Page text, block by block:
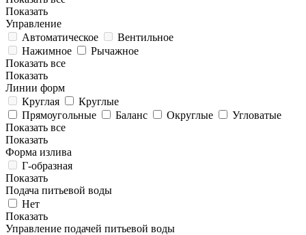
Показать
Управление
Автоматическое
Вентильное
Нажимное
Рычажное
Показать все
Показать
Линии форм
Круглая
Круглые
Прямоугольные
Баланс Округлые
Угловатые
Показать все
Показать
Форма излива
Г-образная
Показать
Подача питьевой воды
Нет
Показать
Управление подачей питьевой воды